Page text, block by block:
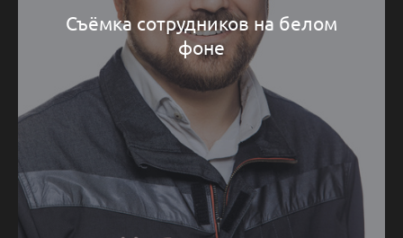
Съёмка сотрудников на белом
фоне